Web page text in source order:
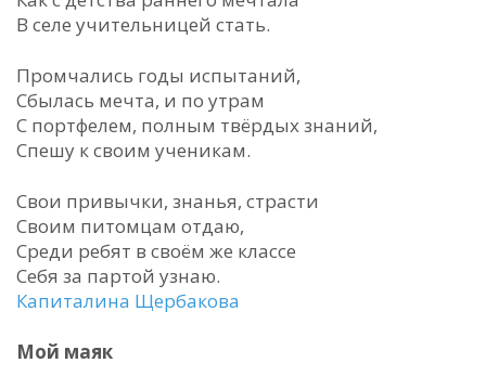
В селе учительницей стать.
Промчались годы испытаний,
Сбылась мечта, и по утрам
С портфелем, полным твёрдых знаний,
Спешу к своим ученикам.
Свои привычки, знанья, страсти
Своим питомцам отдаю,
Среди ребят в своём же классе
Себя за партой узнаю.
Капиталина Щербакова
Мой маяк